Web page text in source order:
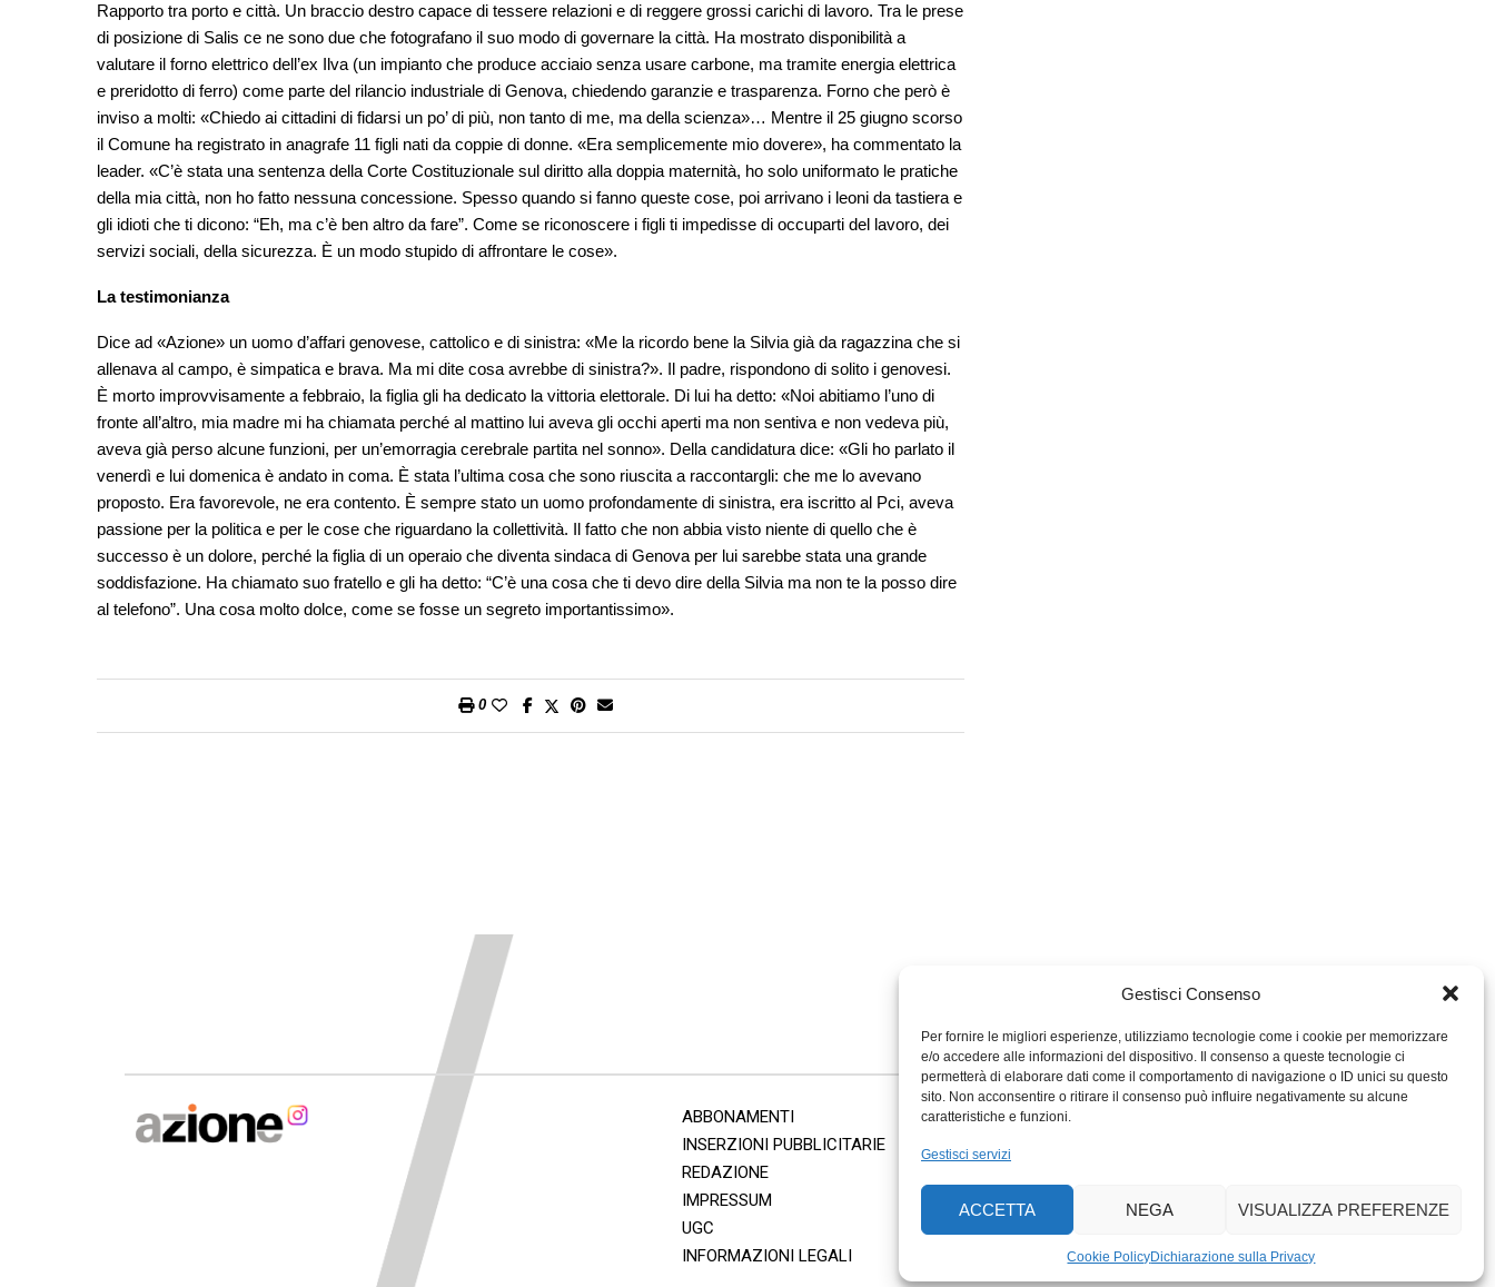
Gestisci Consenso
Per fornire le migliori esperienze, utilizziamo tecnologie come i cookie per memorizzare
e/o accedere alle informazioni del dispositivo. Il consenso a queste tecnologie ci
permetterà di elaborare dati come il comportamento di navigazione o ID unici su questo
sito. Non acconsentire o ritirare il consenso può influire negativamente su alcune
caratteristiche e funzioni.
Gestisci servizi
ACCETTA NEGA VISUALIZZA PREFERENZE
Cookie PolicyDichiarazione sulla Privacy
Rapporto tra porto e città. Un braccio destro capace di tessere relazioni e di reggere grossi carichi di lavoro. Tra le prese
di posizione di Salis ce ne sono due che fotografano il suo modo di governare la città. Ha mostrato disponibilità a
valutare il forno elettrico dell’ex Ilva (un impianto che produce acciaio senza usare carbone, ma tramite energia elettrica
e preridotto di ferro) come parte del rilancio industriale di Genova, chiedendo garanzie e trasparenza. Forno che però è
inviso a molti: «Chiedo ai cittadini di fidarsi un po’ di più, non tanto di me, ma della scienza»… Mentre il 25 giugno scorso
il Comune ha registrato in anagrafe 11 figli nati da coppie di donne. «Era semplicemente mio dovere», ha commentato la
leader. «C’è stata una sentenza della Corte Costituzionale sul diritto alla doppia maternità, ho solo uniformato le pratiche
della mia città, non ho fatto nessuna concessione. Spesso quando si fanno queste cose, poi arrivano i leoni da tastiera e
gli idioti che ti dicono: “Eh, ma c’è ben altro da fare”. Come se riconoscere i figli ti impedisse di occuparti del lavoro, dei
servizi sociali, della sicurezza. È un modo stupido di affrontare le cose».
La testimonianza
Dice ad «Azione» un uomo d’affari genovese, cattolico e di sinistra: «Me la ricordo bene la Silvia già da ragazzina che si
allenava al campo, è simpatica e brava. Ma mi dite cosa avrebbe di sinistra?». Il padre, rispondono di solito i genovesi.
È morto improvvisamente a febbraio, la figlia gli ha dedicato la vittoria elettorale. Di lui ha detto: «Noi abitiamo l’uno di
fronte all’altro, mia madre mi ha chiamata perché al mattino lui aveva gli occhi aperti ma non sentiva e non vedeva più,
aveva già perso alcune funzioni, per un’emorragia cerebrale partita nel sonno». Della candidatura dice: «Gli ho parlato il
venerdì e lui domenica è andato in coma. È stata l’ultima cosa che sono riuscita a raccontargli: che me lo avevano
proposto. Era favorevole, ne era contento. È sempre stato un uomo profondamente di sinistra, era iscritto al Pci, aveva
passione per la politica e per le cose che riguardano la collettività. Il fatto che non abbia visto niente di quello che è
successo è un dolore, perché la figlia di un operaio che diventa sindaca di Genova per lui sarebbe stata una grande
soddisfazione. Ha chiamato suo fratello e gli ha detto: “C’è una cosa che ti devo dire della Silvia ma non te la posso dire
al telefono”. Una cosa molto dolce, come se fosse un segreto importantissimo».
0
ABBONAMENTI
INSERZIONI PUBBLICITARIE
REDAZIONE
IMPRESSUM
UGC
INFORMAZIONI LEGALI
MIGROS TICINO
PERCENTO CULTURALE
MIGROS TICINO
ACTIV FITNESS TICINO